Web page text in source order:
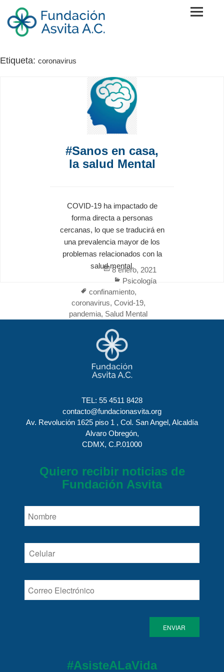
content
Etiqueta: coronavirus
#Sanos en casa,
la salud Mental
COVID-19 ha impactado de
forma directa a personas
cercanas, lo que se traducirá en
una prevalencia mayor de los
problemas relacionados con la
salud mental.
Posted
on
8 enero, 2021
Categories
Psicología
Tags
confinamiento,
coronavirus, Covid-19,
pandemia, Salud Mental
TEL: 55 4511 8428
contacto@fundacionasvita.org
Av. Revolución 1625 piso 1 , Col. San Angel, Alcaldía
Alvaro Obregón,
CDMX, C.P.01000
Quiero recibir noticias de
Fundación Asvita
#AsisteALaVida